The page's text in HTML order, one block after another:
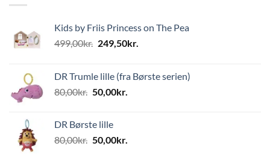
Kids by Friis Princess on The Pea
499,00kr. Den
var:
499,00kr..
249,50kr.
er:
DR Trumle lille (fra Børste serien)
80,00kr. Den
var:
80,00kr..
50,00kr.
50,00kr..
DR Børste lille
80,00kr. Den
50,00kr.